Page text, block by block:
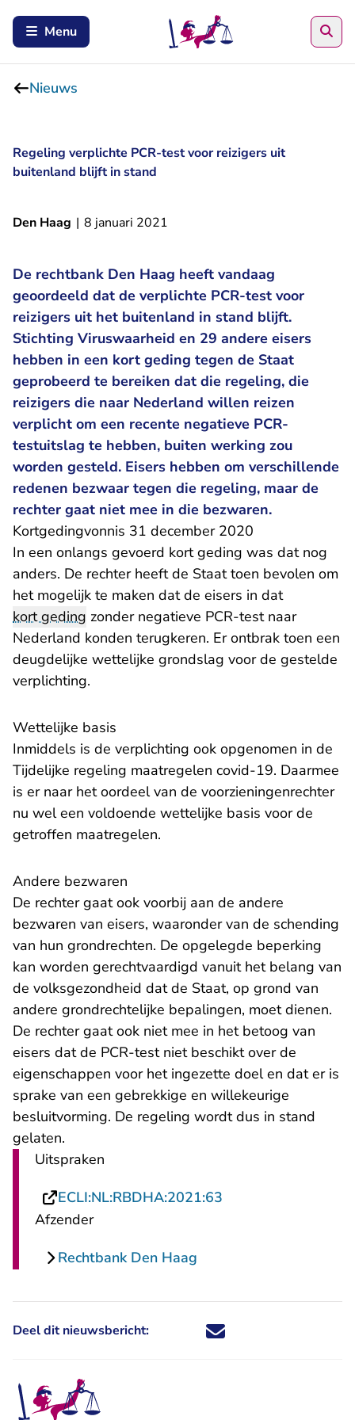
Menu
Nieuws
Regeling verplichte PCR-test voor reizigers uit
buitenland blijft in stand
Den Haag | 8 januari 2021
De rechtbank Den Haag heeft vandaag
geoordeeld dat de verplichte PCR-test voor
reizigers uit het buitenland in stand blijft.
Stichting Viruswaarheid en 29 andere eisers
hebben in een kort geding tegen de Staat
geprobeerd te bereiken dat die regeling, die
reizigers die naar Nederland willen reizen
verplicht om een recente negatieve PCR-
testuitslag te hebben, buiten werking zou
worden gesteld. Eisers hebben om verschillende
redenen bezwaar tegen die regeling, maar de
rechter gaat niet mee in die bezwaren.
Kortgedingvonnis 31 december 2020
In een onlangs gevoerd kort geding - U verlaat
was dat nog
anders. De rechter heeft de Staat toen bevolen om
het mogelijk te maken dat de eisers in dat
kort geding zonder negatieve PCR-test naar
Nederland konden terugkeren. Er ontbrak toen een
deugdelijke wettelijke grondslag voor de gestelde
verplichting.
Wettelijke basis
Inmiddels is de verplichting ook opgenomen in de
Tijdelijke regeling maatregelen covid-19. Daarmee
is er naar het oordeel van de voorzieningenrechter
nu wel een voldoende wettelijke basis voor de
getroffen maatregelen.
Andere bezwaren
De rechter gaat ook voorbij aan de andere
bezwaren van eisers, waaronder van de schending
van hun grondrechten. De opgelegde beperking
kan worden gerechtvaardigd vanuit het belang van
de volksgezondheid dat de Staat, op grond van
andere grondrechtelijke bepalingen, moet dienen.
De rechter gaat ook niet mee in het betoog van
eisers dat de PCR-test niet beschikt over de
eigenschappen voor het ingezette doel en dat er is
sprake van een gebrekkige en willekeurige
besluitvorming. De regeling wordt dus in stand
gelaten.
Uitspraken
ECLI:NL:RBDHA:2021:63
Afzender
Rechtbank Den Haag
Deel dit nieuwsbericht: Deel dit nieuwsbericht via X -
Deel dit nieuwsbericht via
Deel dit nieuwsbericht
Deel dit